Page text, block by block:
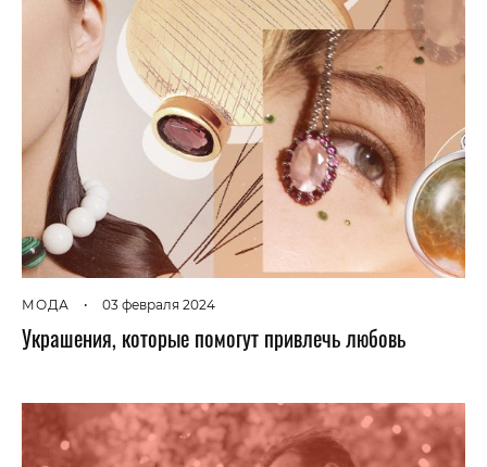
МОДА • 03 февраля 2024
Украшения, которые помогут привлечь любовь